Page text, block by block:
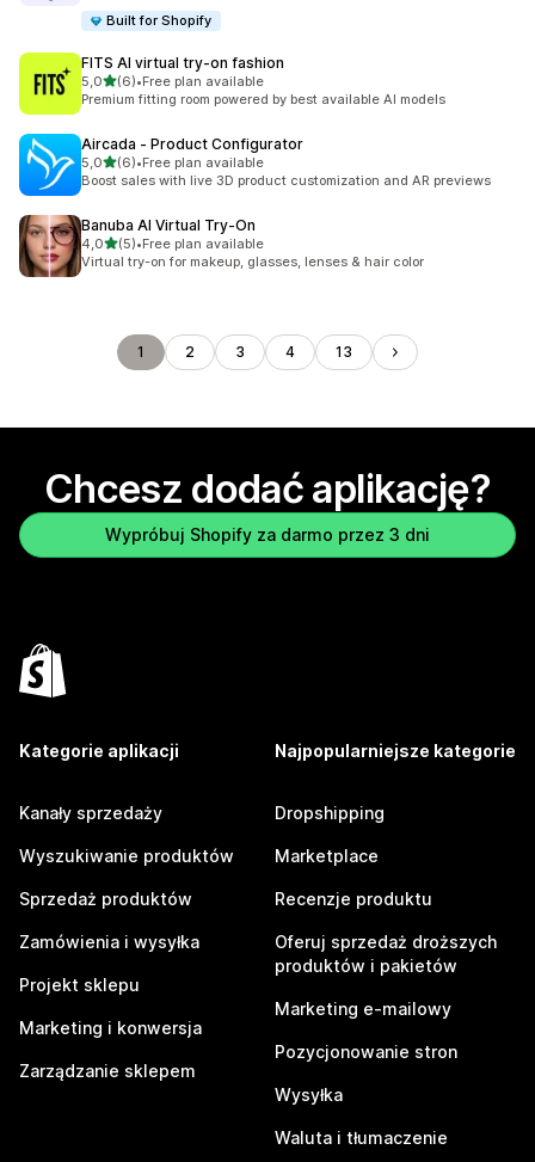
Built for Shopify
FITS AI virtual try‑on fashion
5,0na 5 gwiazdek
(6)
Łączna liczba recenzji: 6
•Free plan available
Premium fitting room powered by best available AI models
Aircada ‑ Product Configurator
5,0na 5 gwiazdek
(6)
Łączna liczba recenzji: 6
•Free plan available
Boost sales with live 3D product customization and AR previews
Banuba AI Virtual Try‑On
4,0na 5 gwiazdek
(5)
Łączna liczba recenzji: 5
•Free plan available
Virtual try-on for makeup, glasses, lenses & hair color
1 2 3 4 13
Chcesz dodać aplikację?
Wypróbuj Shopify za darmo przez 3 dni
Kategorie aplikacji
Kanały sprzedaży
Wyszukiwanie produktów
Sprzedaż produktów
Zamówienia i wysyłka
Projekt sklepu
Marketing i konwersja
Zarządzanie sklepem
Najpopularniejsze kategorie
Dropshipping
Marketplace
Recenzje produktu
Oferuj sprzedaż droższych
produktów i pakietów
Marketing e-mailowy
Pozycjonowanie stron
Wysyłka
Waluta i tłumaczenie